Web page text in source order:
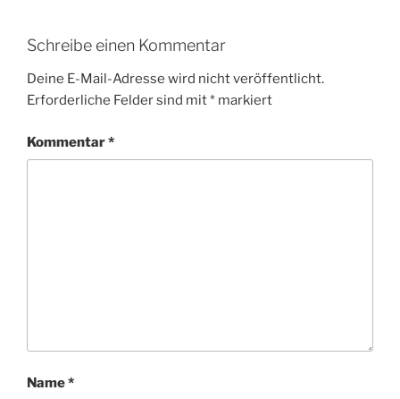
Schreibe einen Kommentar
Deine E-Mail-Adresse wird nicht veröffentlicht.
Erforderliche Felder sind mit* markiert
Kommentar*
Name*